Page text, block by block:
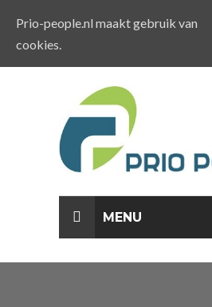
MENU
Prio-people.nl maakt gebruik van
cookies.